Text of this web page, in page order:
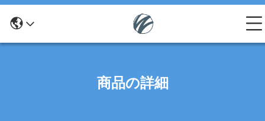
商品の詳細